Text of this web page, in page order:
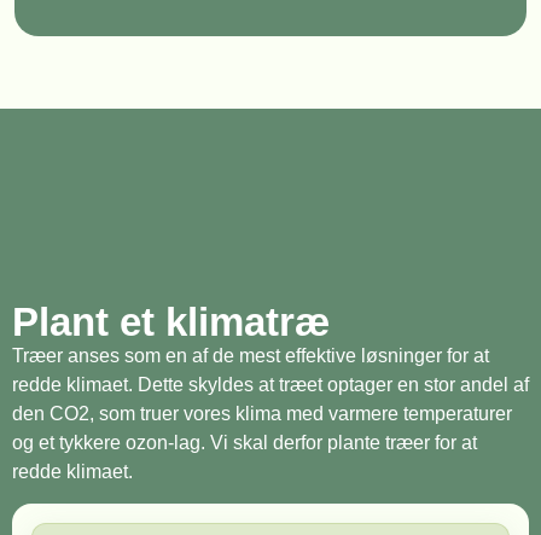
Plant et klimatræ
Træer anses som en af de mest effektive løsninger for at
redde klimaet. Dette skyldes at træet optager en stor andel af
den CO2, som truer vores klima med varmere temperaturer
og et tykkere ozon-lag. Vi skal derfor plante træer for at
redde klimaet.